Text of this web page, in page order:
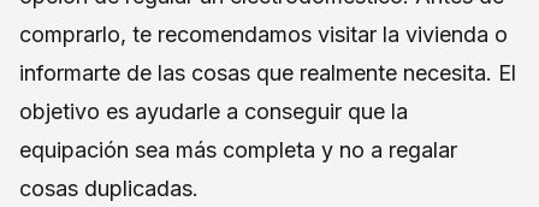
comprarlo, te recomendamos visitar la vivienda o
informarte de las cosas que realmente necesita. El
objetivo es ayudarle a conseguir que la
equipación sea más completa y no a regalar
cosas duplicadas.